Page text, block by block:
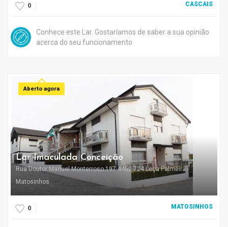
0 CASCAIS
Conhece este Lar. Gostaríamos de saber a sua opinião
acerca do seu funcionamento
Aberto agora
Lar Imaculada Conceição
Rua Doutor Manuel Monterroso 197 4450-724 Leça Palmeira -
Matosinhos
0 MATOSINHOS